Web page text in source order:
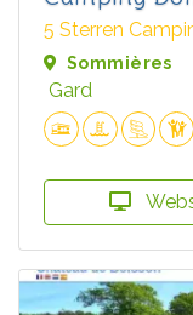
5 Sterren
Sommières
Gard